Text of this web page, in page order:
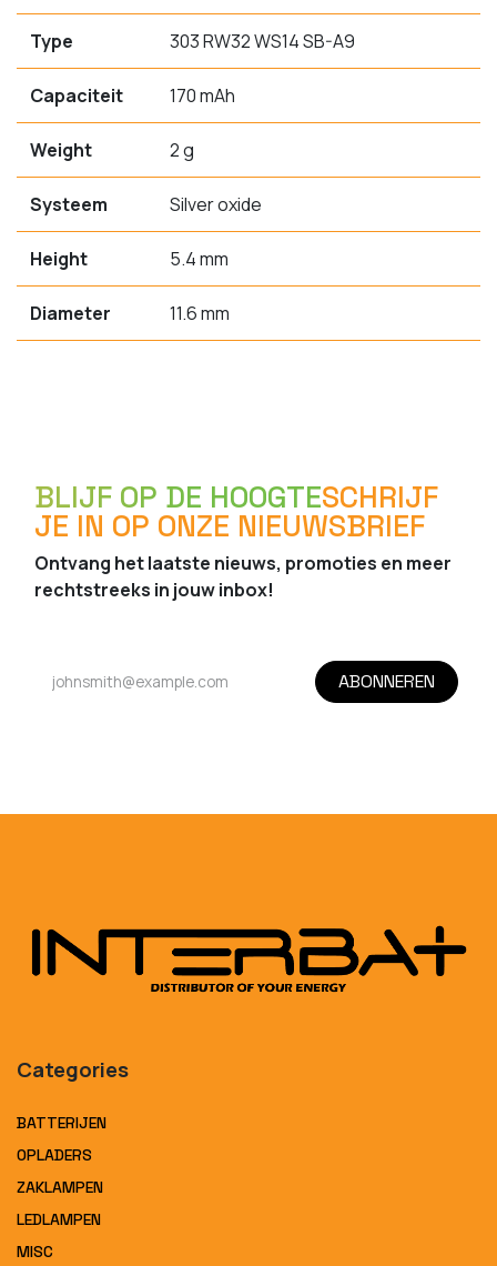
Type 303 RW32 WS14 SB-A9
Capaciteit 170 mAh
Weight 2 g
Systeem Silver oxide
Height 5.4 mm
Diameter 11.6 mm
BLIJF OP DE HOOGTESCHRIJF
JE IN OP ONZE NIEUWSBRIEF
Ontvang het laatste nieuws, promoties en meer
rechtstreeks in jouw inbox!
ABONNEREN
Categories
BATTERIJEN
OPLADERS
ZAKLAMPEN
LEDLAMPEN
MISC